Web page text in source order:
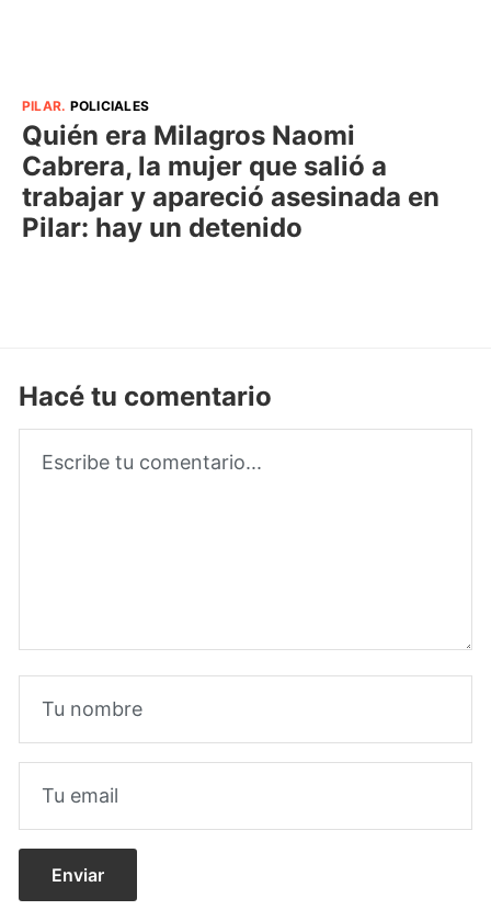
PILAR. POLICIALES
Quién era Milagros Naomi
Cabrera, la mujer que salió a
trabajar y apareció asesinada en
Pilar: hay un detenido
Hacé tu comentario